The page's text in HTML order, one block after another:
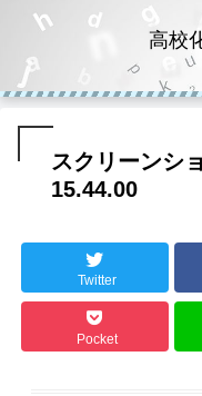
高校
スクリーンシ
15.44.00
Twitter
Pocket